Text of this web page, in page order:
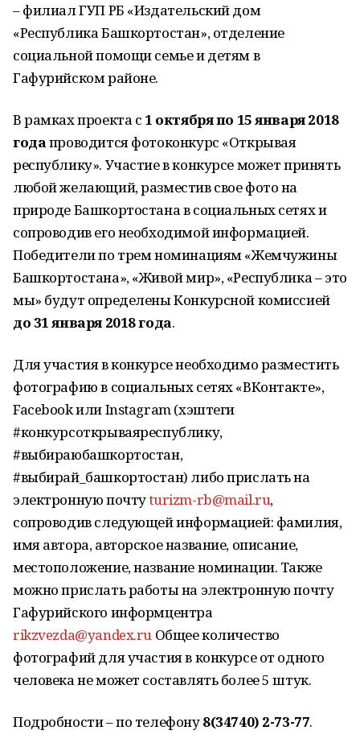
– филиал ГУП РБ «Издательский дом
«Республика Башкортостан», отделение
социальной помощи семье и детям в
Гафурийском районе.
В рамках проекта с 1 октября по 15 января 2018
годапроводится фотоконкурс «Открывая
республику». Участие в конкурсе может принять
любой желающий, разместив свое фото на
природе Башкортостана в социальных сетях и
сопроводив его необходимой информацией.
Победители по трем номинациям «Жемчужины
Башкортостана», «Живой мир», «Республика – это
мы» будут определены Конкурсной комиссией
до 31 января 2018 года.
Для участия в конкурсе необходимо разместить
фотографию в социальных сетях «ВКонтакте»,
Facebook или Instagram (хэштеги
#конкурсоткрываяреспублику,
#выбираюбашкортостан,
#выбирай_башкортостан) либо прислать на
электронную почтуturizm-rb@mail.ru,
сопроводив следующей информацией: фамилия,
имя автора, авторское название, описание,
местоположение, название номинации. Также
можно прислать работы на электронную почту
Гафурийского информцентра
rikzvezda@yandex.ru Общее количество
фотографий для участия в конкурсе от одного
человека не может составлять более 5 штук.
Подробности – по телефону8(34740) 2-73-77.